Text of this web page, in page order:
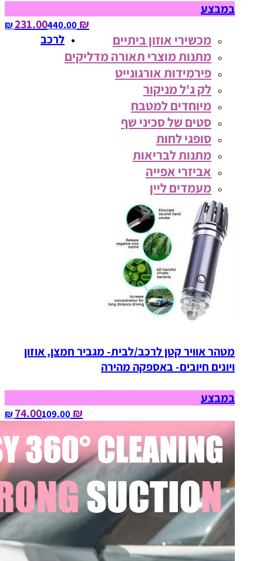
במבצע
₪ 231.00
440.00‏ ₪
מכשירי אוזון ביתיים
מתנות מוצרי תאורה מדליקים
פירמידות אורגונייט
לק ג'ל מניקור
מיוחדים למטבח
סטים של סכיני שף
סופגי לחות
מתנות לבריאות
אביזרי אפייה
מעמדים ליין
לרכב
מטהר אוויר קטן לרכב/לבית- מגביר חמצן, אוזון
ויונים חיובים- באספקה מהירה
במבצע
₪ 74.00
109.00‏ ₪